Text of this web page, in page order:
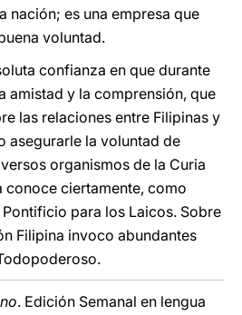
nación; es una empresa que
voluntad.
confianza en que durante
amistad y la comprensión, que
las relaciones entre Filipinas y
asegurarle la voluntad de
organismos de la Curia
conoce ciertamente, como
para los Laicos. Sobre
Filipina invoco abundantes
. Edición Semanal en lengua